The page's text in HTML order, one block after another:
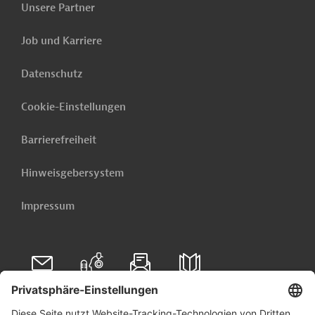
Privatisierungsconsulting, PPP, BOT
Öffentliche Verwaltung und Regierung
Projekte
Unsere Partner
Job und Karriere
Datenschutz
Cookie-Einstellungen
Barrierefreiheit
Hinweisgebersystem
Impressum